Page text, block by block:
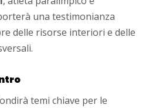
una testimonianza
delle risorse interiori e delle
temi chiave per le